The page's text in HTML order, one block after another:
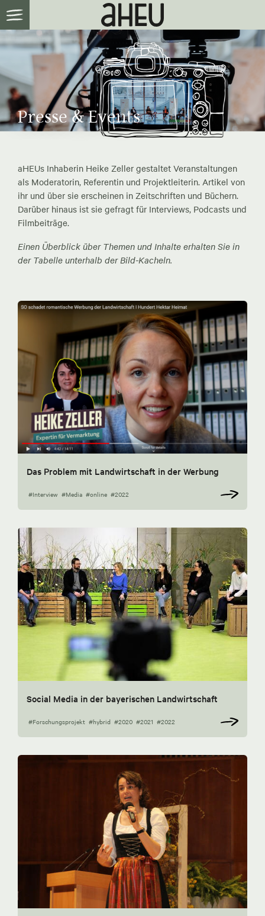
Presse & Events
aHEUs Inhaberin Heike Zeller gestaltet Veranstaltungen
als Moderatorin, Referentin und Projektleiterin. Artikel von
ihr und über sie erscheinen in Zeitschriften und Büchern.
Darüber hinaus ist sie gefragt für Interviews, Podcasts und
Filmbeiträge.
Einen Überblick über Themen und Inhalte erhalten Sie in
der Tabelle unterhalb der Bild-Kacheln.
Das Problem mit Landwirtschaft in der Werbung
#Interview #Media #online #2022
Social Media in der bayerischen Landwirtschaft
#Forschungsprojekt #hybrid #2020 #2021 #2022